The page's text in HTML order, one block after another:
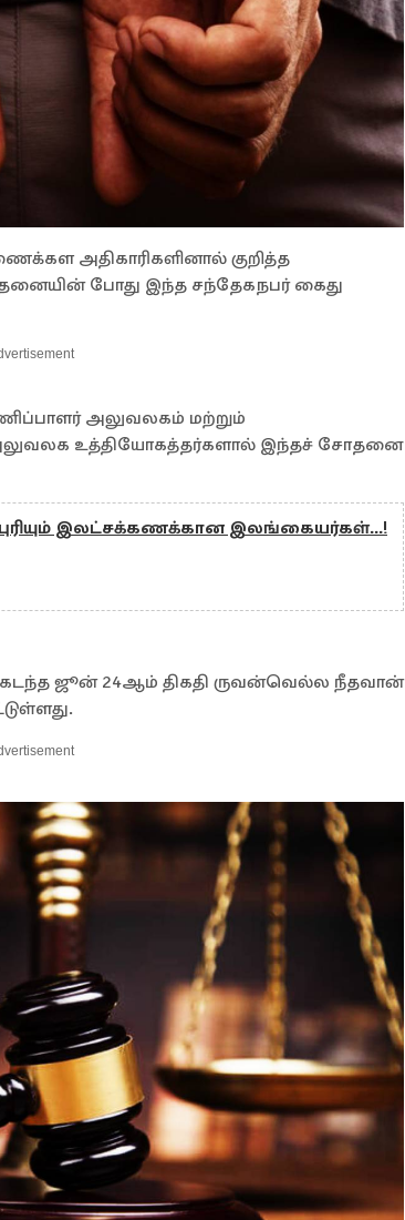
அதிகாரிகளினால் குறித்த
போது இந்த சந்தேகநபர் கைது
அலுவலகம் மற்றும்
உத்தியோகத்தர்களால் இந்தச் சோதனை
இலட்சக்கணக்கான இலங்கையர்கள்...!
கடந்த ஜூன் 24ஆம் திகதி ருவன்வெல்ல நீதவான்